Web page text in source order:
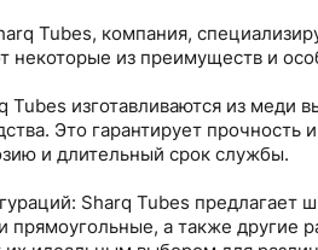
Tubes, компания,
некоторые из преимуществ и
Tubes изготавливаются из меди
Это гарантирует прочность
и длительный срок службы.
Sharq Tubes предлагает
прямоугольные, а также другие